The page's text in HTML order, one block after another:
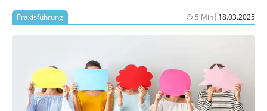
Praxisführung 5 Min| 18.03.2025